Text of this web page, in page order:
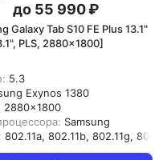
до 55 990 ₽
Galaxy Tab S10 FE Plus 13.1"
PLS, 2880x1800]
5.3
Exynos 1380
2880x1800
Samsung
802.11a, 802.11b, 802.11g,